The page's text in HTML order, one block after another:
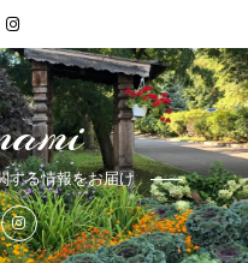
する情報をお届け